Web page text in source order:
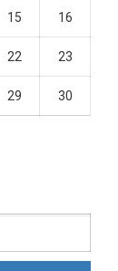
15 16
22 23
29 30